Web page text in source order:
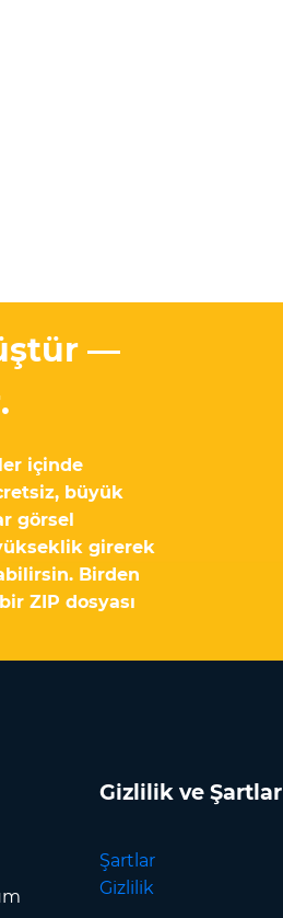
—
içinde
büyük
görsel
girerek
Birden
ZIP dosyası
Gizlilik ve Şartlar
Şartlar
Gizlilik